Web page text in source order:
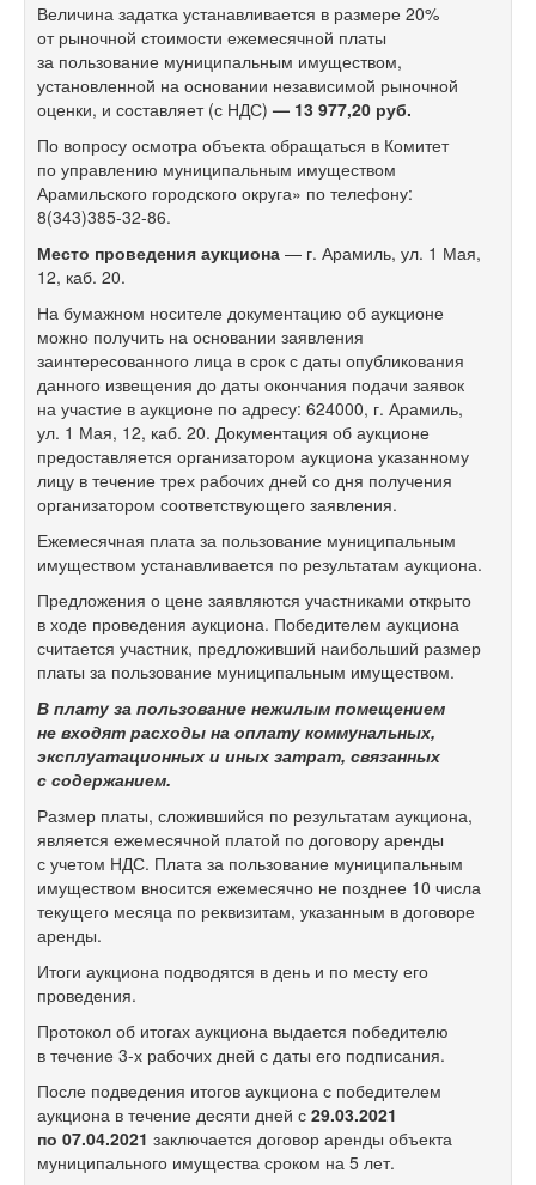
Величина задатка устанавливается в размере 20%
от рыночной стоимости ежемесячной платы
за пользование муниципальным имуществом,
установленной на основании независимой рыночной
оценки, и составляет (с НДС) — 13 977,20 руб.
По вопросу осмотра объекта обращаться в Комитет
по управлению муниципальным имуществом
Арамильского городского округа» по телефону:
8(343)385-32-86.
Место проведения аукциона — г. Арамиль, ул. 1 Мая,
12, каб. 20.
На бумажном носителе документацию об аукционе
можно получить на основании заявления
заинтересованного лица в срок с даты опубликования
данного извещения до даты окончания подачи заявок
на участие в аукционе по адресу: 624000, г. Арамиль,
ул. 1 Мая, 12, каб. 20. Документация об аукционе
предоставляется организатором аукциона указанному
лицу в течение трех рабочих дней со дня получения
организатором соответствующего заявления.
Ежемесячная плата за пользование муниципальным
имуществом устанавливается по результатам аукциона.
Предложения о цене заявляются участниками открыто
в ходе проведения аукциона. Победителем аукциона
считается участник, предложивший наибольший размер
платы за пользование муниципальным имуществом.
В плату за пользование нежилым помещением
не входят расходы на оплату коммунальных,
эксплуатационных и иных затрат, связанных
с содержанием.
Размер платы, сложившийся по результатам аукциона,
является ежемесячной платой по договору аренды
с учетом НДС. Плата за пользование муниципальным
имуществом вносится ежемесячно не позднее 10 числа
текущего месяца по реквизитам, указанным в договоре
аренды.
Итоги аукциона подводятся в день и по месту его
проведения.
Протокол об итогах аукциона выдается победителю
в течение 3-х рабочих дней с даты его подписания.
После подведения итогов аукциона с победителем
аукциона в течение десяти дней с 29.03.2021
по 07.04.2021 заключается договор аренды объекта
муниципального имущества сроком на 5 лет.